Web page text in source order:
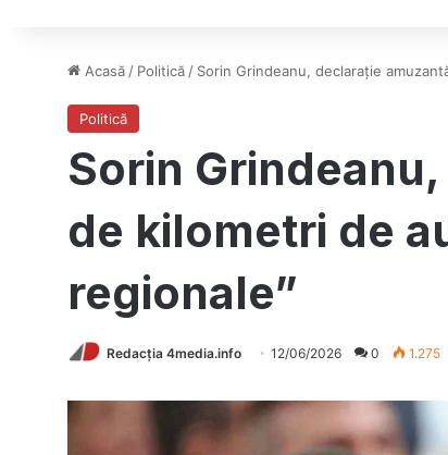
Acasă / Politică / Sorin Grindeanu, declarație
Politică
Sorin
de kilometri de
regionale”
Redacția 4media.info 12/06/2026 0 1.275